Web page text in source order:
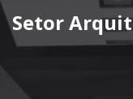
Setor